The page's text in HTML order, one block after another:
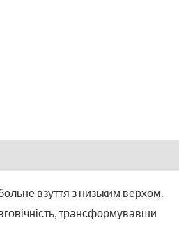
взуття з низьким верхом.
трансформувавши